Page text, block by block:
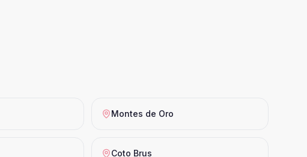
Montes de Oro
Coto Brus